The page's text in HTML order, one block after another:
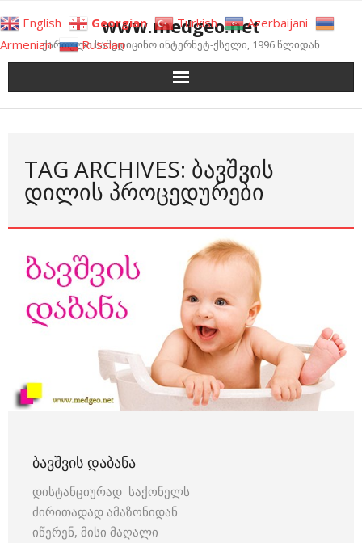
to
content
www.medgeo.net
ქართული სამედიცინო ინტერნეტ-ქსელი, 1996 წლიდან
TAG ARCHIVES: ᲑᲐᲕᲨᲕᲘᲡ
ᲓᲘᲚᲘᲡ ᲞᲠᲝᲪᲔᲓᲣᲠᲔᲑᲘ
ᲑᲐᲕᲨᲕᲘᲡ ᲓᲐᲑᲐᲜᲐ
დისტანციურად საქონელს
ძირითადად ამაზონიდან
იწერენ, მისი მაღალი
English Georgian Turkish
Azerbaijani
Armenian
Russian